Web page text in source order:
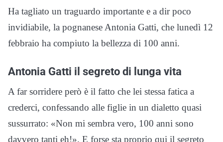
Ha tagliato un traguardo importante e a dir poco
invidiabile, la pognanese Antonia Gatti, che lunedì 12
febbraio ha compiuto la bellezza di 100 anni.
Antonia Gatti il segreto di lunga vita
A far sorridere però è il fatto che lei stessa fatica a
crederci, confessando alle figlie in un dialetto quasi
sussurrato: «Non mi sembra vero, 100 anni sono
davvero tanti eh!». E forse sta proprio qui il segreto